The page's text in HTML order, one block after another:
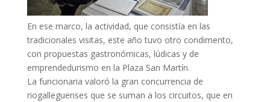
En ese marco, la actividad, que consistía en las
tradicionales visitas, este año tuvo otro condimento,
con propuestas gastronómicas, lúdicas y de
emprendedurismo en la Plaza San Martín.
La funcionaria valoró la gran concurrencia de
riogalleguenses que se suman a los circuitos, que en